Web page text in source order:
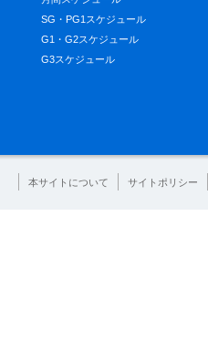
SG・PG1スケジュール
G1・G2スケジュール
G3スケジュール
本サイトについて サイトポリシー